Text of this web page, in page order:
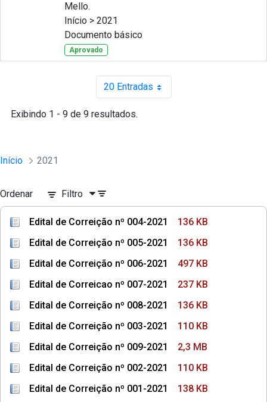
Mello.
Início > 2021
Documento básico
Aprovado
20 EntradasPor página
Exibindo 1 - 9 de 9 resultados.
Início 2021
Ordenar Filtro
Edital de Correição nº 004-2021
136 KB
Edital de Correição nº 005-2021
136 KB
Edital de Correição nº 006-2021
497 KB
Edital de Correicao nº 007-2021
237 KB
Edital de Correição nº 008-2021
136 KB
Edital de Correição nº 003-2021
110 KB
Edital de Correição nº 009-2021
2,3 MB
Edital de Correição nº 002-2021
110 KB
Edital de Correição nº 001-2021
138 KB